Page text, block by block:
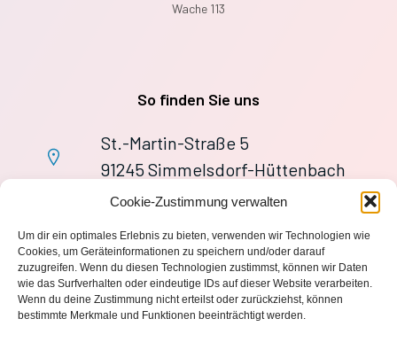
Cookie-Zustimmung verwalten
Um dir ein optimales Erlebnis zu bieten, verwenden wir Technologien wie
Cookies, um Geräteinformationen zu speichern und/oder darauf
zuzugreifen. Wenn du diesen Technologien zustimmst, können wir Daten
wie das Surfverhalten oder eindeutige IDs auf dieser Website verarbeiten.
Wenn du deine Zustimmung nicht erteilst oder zurückziehst, können
bestimmte Merkmale und Funktionen beeinträchtigt werden.
Wache 113
So finden Sie uns
St.-Martin-Straße 5
91245 Simmelsdorf-Hüttenbach
+49 9155 9279727
wache113@ff-huettenbach.de